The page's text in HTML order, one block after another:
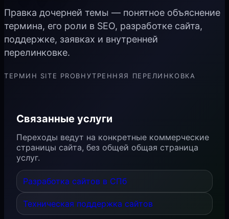
Правка дочерней темы — понятное объяснение
термина, его роли в SEO, разработке сайта,
поддержке, заявках и внутренней
перелинковке.
ТЕРМИН SITE PROВНУТРЕННЯЯ ПЕРЕЛИНКОВКА
Связанные услуги
Переходы ведут на конкретные коммерческие
страницы сайта, без общей общая страница
услуг.
Разработка сайтов в СПб
Техническая поддержка сайтов